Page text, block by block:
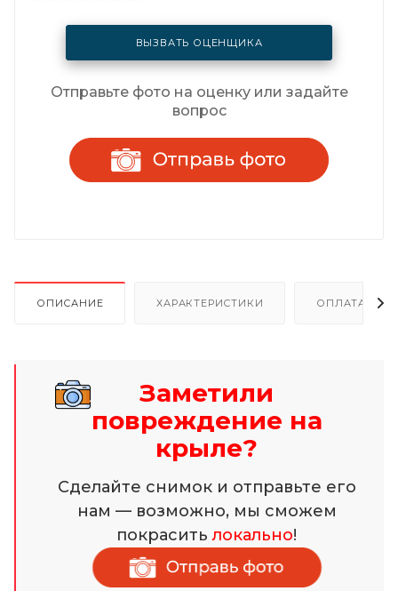
ВЫЗВАТЬ ОЦЕНЩИКА
Отправьте фото на оценку или задайте
вопрос
ОПИСАНИЕ ХАРАКТЕРИСТИКИ ОПЛАТА И
Заметили
повреждение на
крыле?
Сделайте снимок и отправьте его
нам — возможно, мы сможем
покраситьлокально!